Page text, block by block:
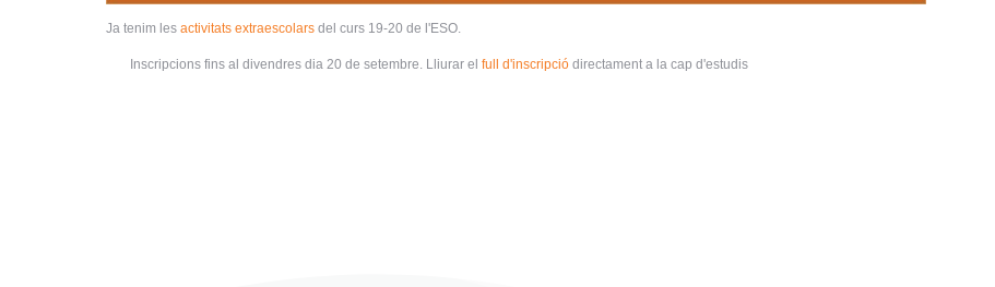
Ja tenim lesactivitats extraescolars del curs 19-20 de l'ESO.
Inscripcions fins al divendres dia 20 de setembre. Lliurar elfull d'inscripció directament a la cap d'estudis